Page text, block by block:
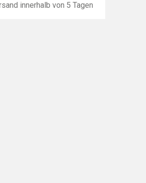
innerhalb von 5 Tagen